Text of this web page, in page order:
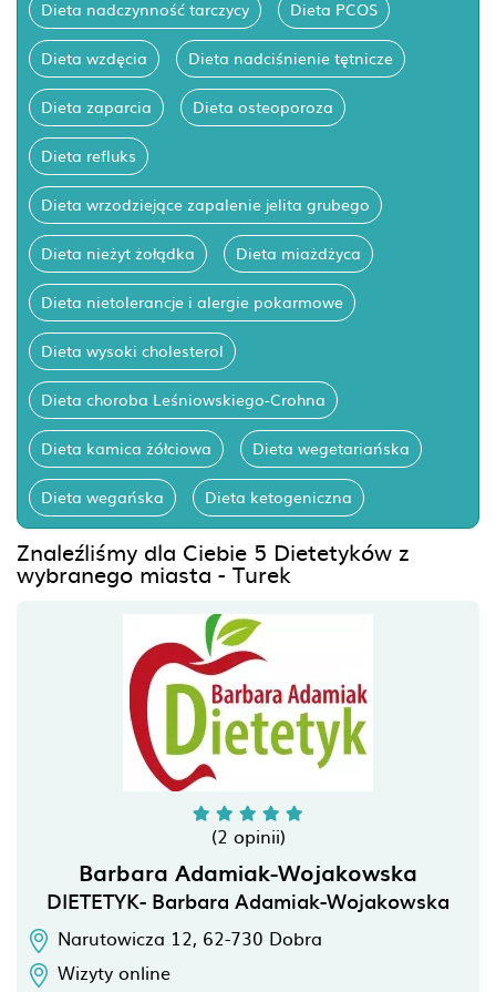
Dieta nadczynność tarczycy Dieta PCOS
Dieta wzdęcia Dieta nadciśnienie tętnicze
Dieta zaparcia Dieta osteoporoza
Dieta refluks
Dieta wrzodziejące zapalenie jelita grubego
Dieta nieżyt żołądka Dieta miażdżyca
Dieta nietolerancje i alergie pokarmowe
Dieta wysoki cholesterol
Dieta choroba Leśniowskiego-Crohna
Dieta kamica żółciowa Dieta wegetariańska
Dieta wegańska Dieta ketogeniczna
Znaleźliśmy dla Ciebie 5 Dietetyków z
wybranego miasta - Turek
(2 opinii)
Barbara Adamiak-Wojakowska
DIETETYK- Barbara Adamiak-Wojakowska
Narutowicza 12, 62-730 Dobra
Wizyty online